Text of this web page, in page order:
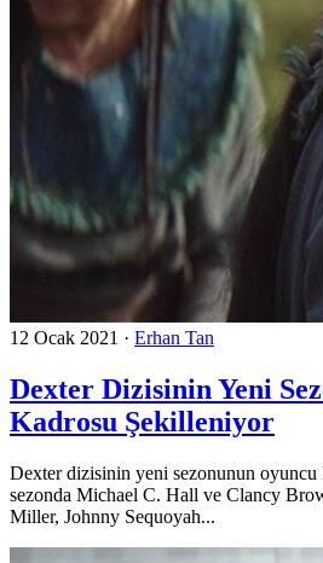
12 Ocak 2021 · Erhan Tan
Dexter Dizisinin Yeni
Kadrosu Şekilleniyor
Dexter dizisinin yeni sezonunun oyuncu
sezonda Michael C. Hall ve Clancy
Miller, Johnny Sequoyah...